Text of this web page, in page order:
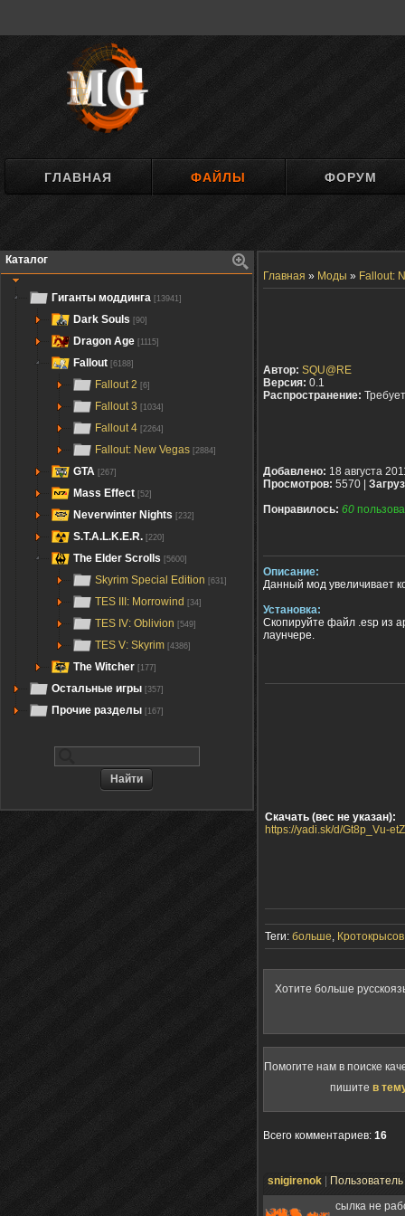
ГЛАВНАЯ ФАЙЛЫ ФОРУМ
Каталог
Гиганты моддинга [13941]
Dark Souls [90]
Dragon Age [1115]
Fallout [6188]
Fallout 2 [6]
Fallout 3 [1034]
Fallout 4 [2264]
Fallout: New Vegas [2884]
GTA [267]
Mass Effect [52]
Neverwinter Nights [232]
S.T.A.L.K.E.R. [220]
The Elder Scrolls [5600]
Skyrim Special Edition [631]
TES III: Morrowind [34]
TES IV: Oblivion [549]
TES V: Skyrim [4386]
The Witcher [177]
Остальные игры [357]
Прочие разделы [167]
Главная » Моды » Fallout:
Автор: SQU@RE
Версия: 0.1
Распространение:
Добавлено: 18 августа
Просмотров: 5570 |
Понравилось: 60
Описание:
Данный мод увеличивает
Установка:
Скопируйте файл .esp из
лаунчере.
Скачать (вес не указан):
https://yadi.sk/d/Gt8p_Vu-
Теги: больше, Кротокрысов
Хотите больше
Помогите нам в поиске
пишите в
Всего комментариев: 16
snigirenok
Пользователь
сылка не